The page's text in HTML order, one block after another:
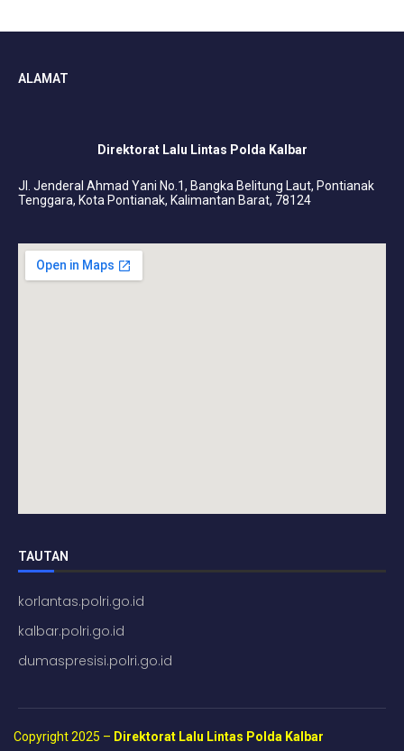
ALAMAT
Direktorat Lalu Lintas Polda Kalbar
Jl. Jenderal Ahmad Yani No.1, Bangka Belitung Laut, Pontianak
Tenggara, Kota Pontianak, Kalimantan Barat, 78124
TAUTAN
korlantas.polri.go.id
kalbar.polri.go.id
dumaspresisi.polri.go.id
Copyright 2025 – Direktorat Lalu Lintas Polda Kalbar